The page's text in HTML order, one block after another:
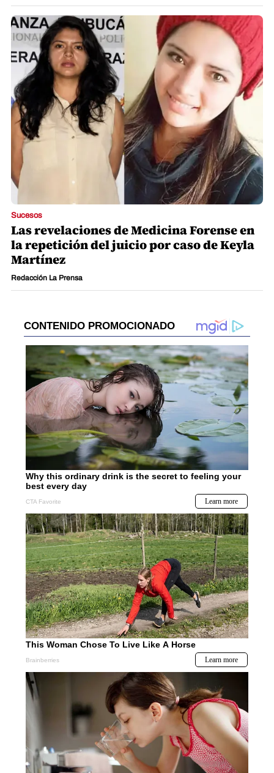
Sucesos
Las revelaciones de Medicina Forense en
la repetición del juicio por caso de Keyla
Martínez
Redacción La Prensa